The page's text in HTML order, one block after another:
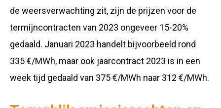
de weersverwachting zit, zijn de prijzen voor de
termijncontracten van 2023 ongeveer 15-20%
gedaald. Januari 2023 handelt bijvoorbeeld rond
335 €/MWh, maar ook jaarcontract 2023 is in een
week tijd gedaald van 375 €/MWh naar 312 €/MWh.